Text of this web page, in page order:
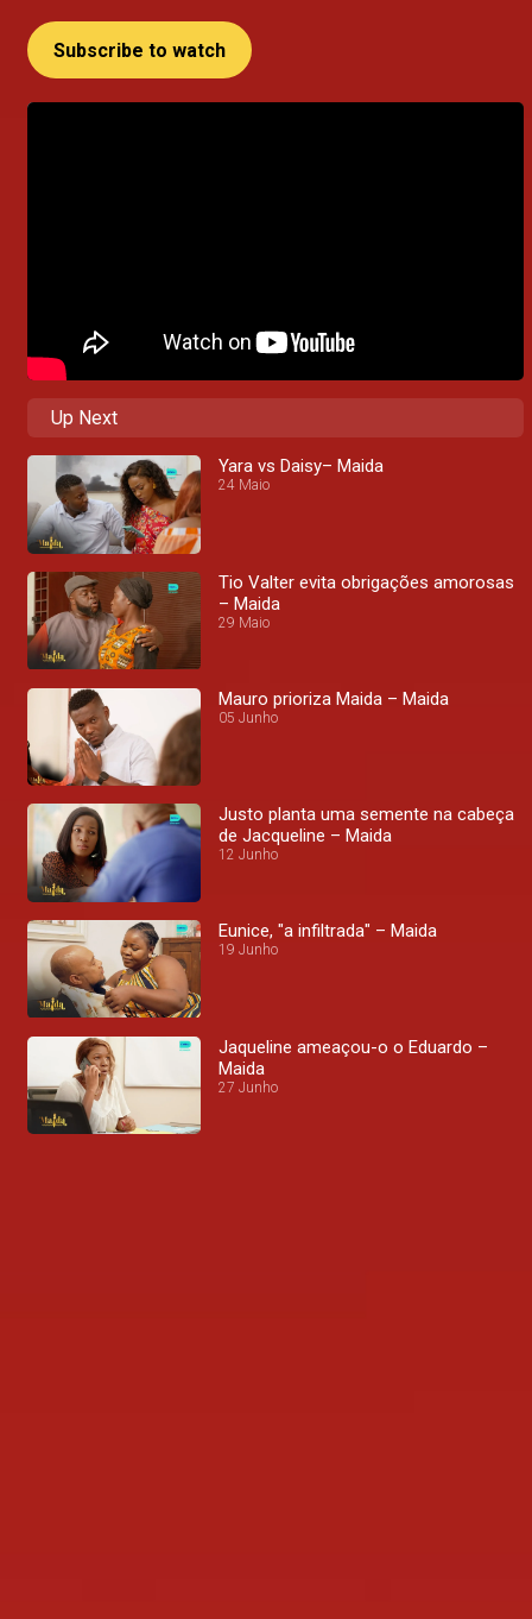
Subscribe to watch
Up Next
Yara vs Daisy– Maida
24 Maio
Tio Valter evita obrigações amorosas
– Maida
29 Maio
Mauro prioriza Maida – Maida
05 Junho
Justo planta uma semente na cabeça
de Jacqueline – Maida
12 Junho
Eunice, "a infiltrada" – Maida
19 Junho
Jaqueline ameaçou-o o Eduardo –
Maida
27 Junho